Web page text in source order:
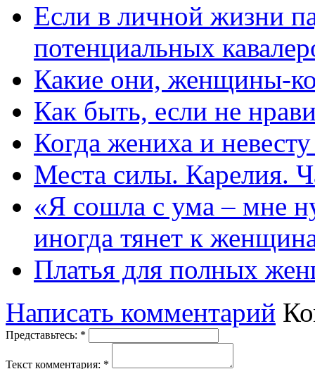
Если в личной жизни
потенциальных
Какие они, женщины-
Как быть, если не
Когда жениха и
Места силы. Карелия.
«Я сошла с ума – мне
иногда тянет к
Платья для полных
Написать комментарий
Представьтесь: *
Текст комментария: *